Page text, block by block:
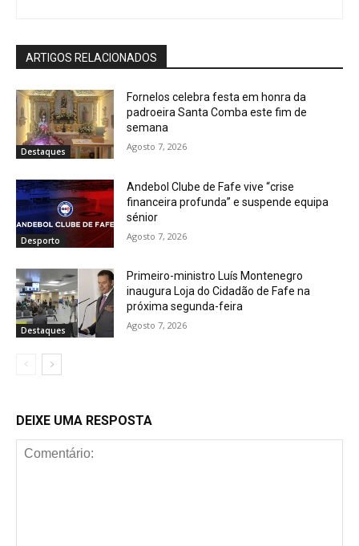
ARTIGOS RELACIONADOS
Destaques
Fornelos celebra festa em honra da
padroeira Santa Comba este fim de
semana
Agosto 7, 2026
Desporto
Andebol Clube de Fafe vive “crise
financeira profunda” e suspende equipa
sénior
Agosto 7, 2026
Destaques
Primeiro-ministro Luís Montenegro
inaugura Loja do Cidadão de Fafe na
próxima segunda-feira
Agosto 7, 2026
DEIXE UMA RESPOSTA